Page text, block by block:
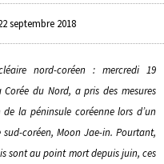
septembre 2018
nord-coréen : mercredi 19
du Nord, a pris des mesures
la péninsule coréenne lors d’un
coréen, Moon Jae-in. Pourtant,
sont au point mort depuis juin, ces